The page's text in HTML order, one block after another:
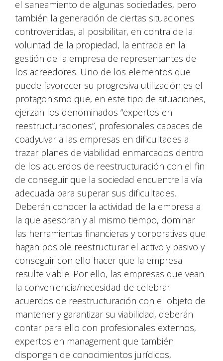
el saneamiento de algunas sociedades, pero
también la generación de ciertas situaciones
controvertidas, al posibilitar, en contra de la
voluntad de la propiedad, la entrada en la
gestión de la empresa de representantes de
los acreedores. Uno de los elementos que
puede favorecer su progresiva utilización es el
protagonismo que, en este tipo de situaciones,
ejerzan los denominados “expertos en
reestructuraciones”, profesionales capaces de
coadyuvar a las empresas en dificultades a
trazar planes de viabilidad enmarcados dentro
de los acuerdos de reestructuración con el fin
de conseguir que la sociedad encuentre la vía
adecuada para superar sus dificultades.
Deberán conocer la actividad de la empresa a
la que asesoran y al mismo tiempo, dominar
las herramientas financieras y corporativas que
hagan posible reestructurar el activo y pasivo y
conseguir con ello hacer que la empresa
resulte viable. Por ello, las empresas que vean
la conveniencia/necesidad de celebrar
acuerdos de reestructuración con el objeto de
mantener y garantizar su viabilidad, deberán
contar para ello con profesionales externos,
expertos en management que también
dispongan de conocimientos jurídicos,